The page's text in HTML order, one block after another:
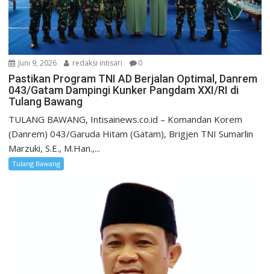
Juni 9, 2026 redaksi intisari 0
Pastikan Program TNI AD Berjalan Optimal, Danrem
043/Gatam Dampingi Kunker Pangdam XXI/RI di
Tulang Bawang
​TULANG BAWANG, Intisainews.co.id – Komandan Korem
(Danrem) 043/Garuda Hitam (Gatam), Brigjen TNI Sumarlin
Marzuki, S.E., M.Han.,...
Tulang Bawang